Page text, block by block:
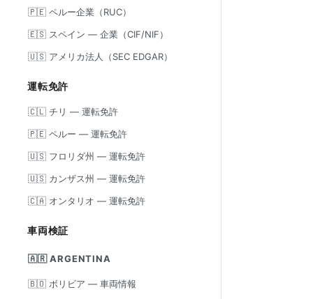
🇵🇪 ペルー企業（RUC）
🇪🇸 スペイン — 企業（CIF/NIF）
🇺🇸 アメリカ法人（SEC EDGAR）
運転免許
🇨🇱 チリ — 運転免許
🇵🇪 ペルー — 運転免許
🇺🇸 フロリダ州 — 運転免許
🇺🇸 カンザス州 — 運転免許
🇨🇦 オンタリオ — 運転免許
車両検証
🇦🇷 ARGENTINA
🇧🇴 ボリビア — 車両情報